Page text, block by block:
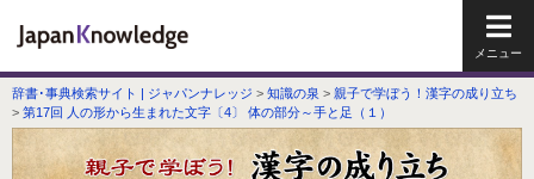
辞書･事典検索サイト | ジャパンナレッジ > 知識の泉 > 親子で学ぼう！漢字の成り立ち
> 第17回 人の形から生まれた文字〔4〕 体の部分～手と足（１）